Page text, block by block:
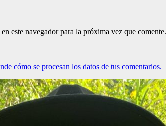
este navegador para la próxima vez que comente.
cómo se procesan los datos de tus comentarios.